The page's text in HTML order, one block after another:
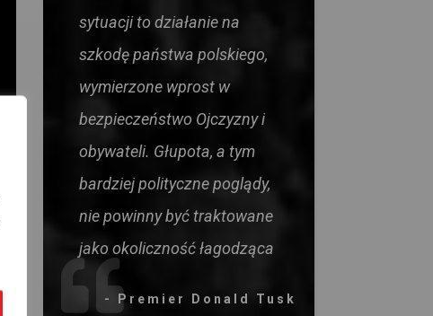
sytuacji to działanie na
szkodę państwa polskiego,
wymierzone wprost w
bezpieczeństwo Ojczyzny i
obywateli. Głupota, a tym
bardziej polityczne poglądy,
nie powinny być traktowane
jako okoliczność łagodząca
- Premier Donald Tusk